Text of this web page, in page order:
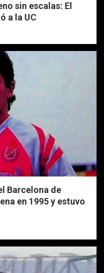
sin escalas: El
a la UC
Barcelona de
en 1995 y estuvo